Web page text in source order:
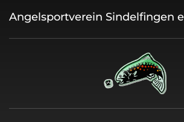
Angelsportverein Sindelfingen